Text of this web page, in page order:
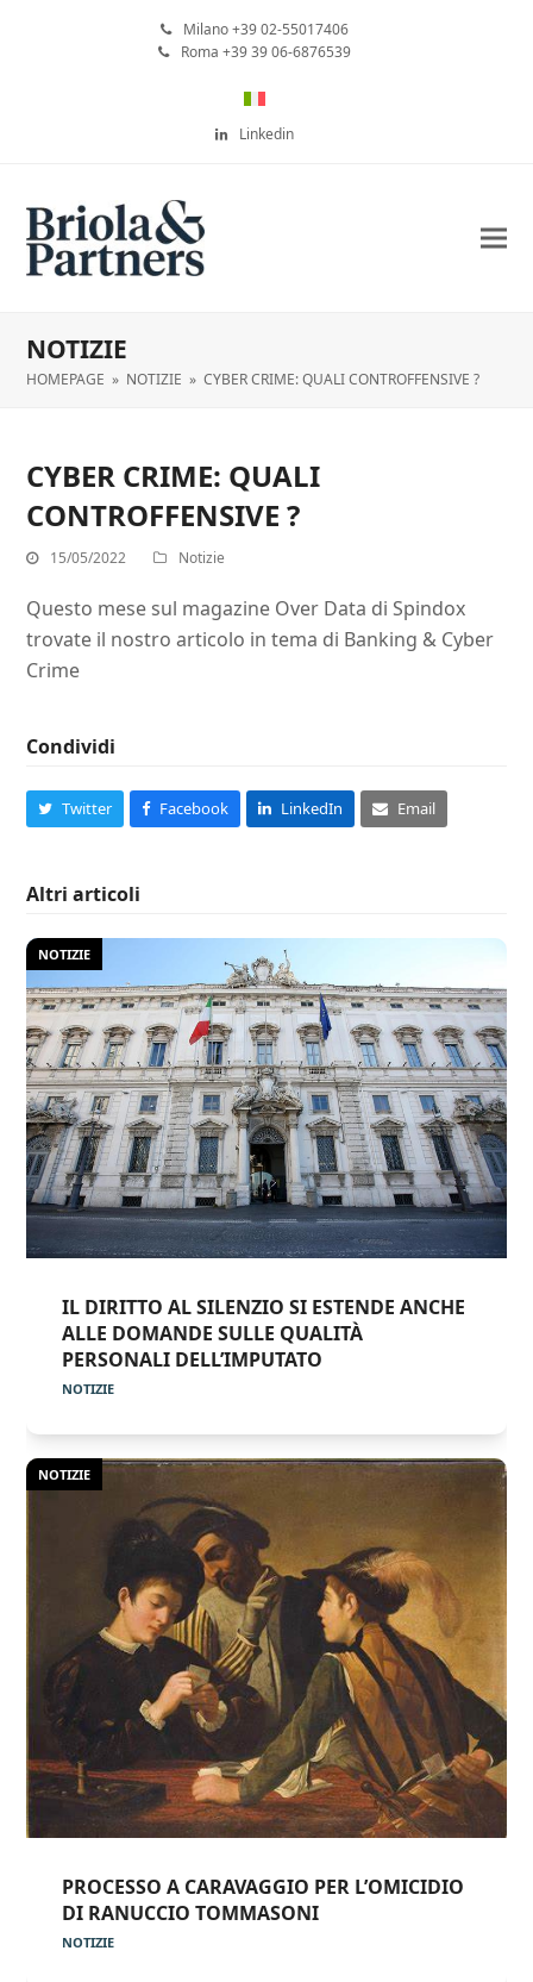
Milano +39 02-55017406
Roma +39 39 06-6876539
Linkedin
NOTIZIE
HOMEPAGE » NOTIZIE » CYBER CRIME: QUALI CONTROFFENSIVE ?
CYBER CRIME: QUALI
CONTROFFENSIVE ?
15/05/2022 Notizie
Questo mese sul magazine Over Data di Spindox
trovate il nostro articolo in tema di Banking & Cyber
Crime
Condividi
Twitter Facebook LinkedIn Email
Altri articoli
NOTIZIE
IL DIRITTO AL SILENZIO SI ESTENDE ANCHE
ALLE DOMANDE SULLE QUALITÀ
PERSONALI DELL’IMPUTATO
NOTIZIE
NOTIZIE
PROCESSO A CARAVAGGIO PER L’OMICIDIO
DI RANUCCIO TOMMASONI
NOTIZIE